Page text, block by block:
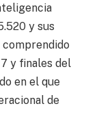
y sus
y finales del
en el que
de